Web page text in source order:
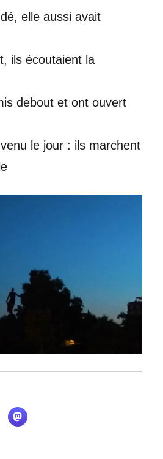
elle aussi avait
ils écoutaient la
debout et ont ouvert
le jour : ils marchent